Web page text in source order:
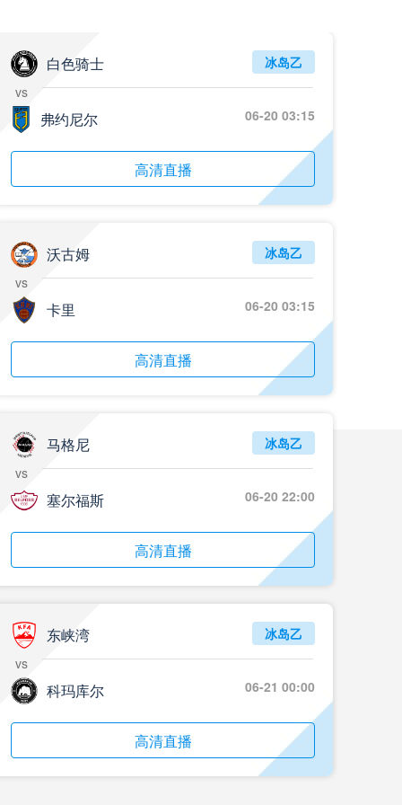
白色骑士
vs
弗约尼尔
冰岛乙
06-20 03:15
高清直播
沃古姆
vs
卡里
冰岛乙
06-20 03:15
高清直播
马格尼
vs
塞尔福斯
冰岛乙
06-20 22:00
高清直播
东峡湾
vs
科玛库尔
冰岛乙
06-21 00:00
高清直播